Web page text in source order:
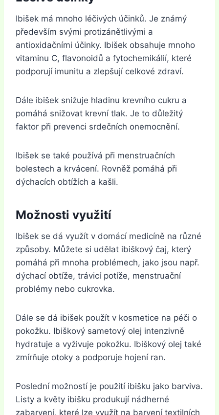
Ibišek má mnoho léčivých účinků. Je známý
především svými protizánětlivými a
antioxidačními účinky. Ibišek obsahuje mnoho
vitaminu C, flavonoidů a fytochemikálií, které
podporují imunitu a zlepšují celkové zdraví.
Dále ibišek snižuje hladinu krevního cukru a
pomáhá snižovat krevní tlak. Je to důležitý
faktor při prevenci srdečních onemocnění.
Ibišek se také používá při menstruačních
bolestech a krvácení. Rovněž pomáhá při
dýchacích obtížích a kašli.
Možnosti využití
Ibišek se dá využít v domácí medicíně na různé
způsoby. Můžete si udělat ibiškový čaj, který
pomáhá při mnoha problémech, jako jsou např.
dýchací obtíže, trávicí potíže, menstruační
problémy nebo cukrovka.
Dále se dá ibišek použít v kosmetice na péči o
pokožku. Ibiškový sametový olej intenzivně
hydratuje a vyživuje pokožku. Ibiškový olej také
zmírňuje otoky a podporuje hojení ran.
Poslední možností je použití ibišku jako barviva.
Listy a květy ibišku produkují nádherné
zabarvení, které lze využít na barvení textilních